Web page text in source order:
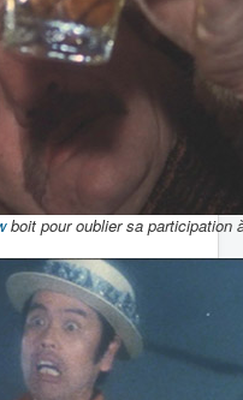
boit pour oublier sa participation